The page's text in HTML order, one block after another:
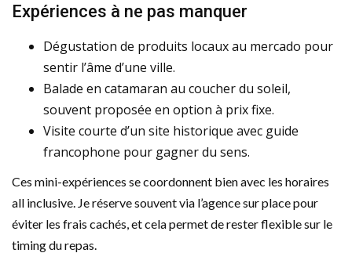
Expériences à ne pas manquer
Dégustation de produits locaux au mercado pour
sentir l’âme d’une ville.
Balade en catamaran au coucher du soleil,
souvent proposée en option à prix fixe.
Visite courte d’un site historique avec guide
francophone pour gagner du sens.
Ces mini-expériences se coordonnent bien avec les horaires
all inclusive. Je réserve souvent via l’agence sur place pour
éviter les frais cachés, et cela permet de rester flexible sur le
timing du repas.